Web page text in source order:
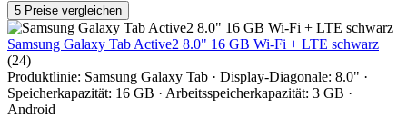
5 Preise vergleichen
Samsung Galaxy Tab Active2 8.0" 16 GB Wi-Fi + LTE schwarz
(24)
Produktlinie: Samsung Galaxy Tab · Display-Diagonale: 8.0" ·
Speicherkapazität: 16 GB · Arbeitsspeicherkapazität: 3 GB ·
Android